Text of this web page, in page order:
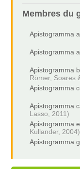
Membres du
Apistogramma
Apistogramma
Apistogramma
Römer, Soares
Apistogramma
Apistogramma
Lasso, 2011)
Apistogramma
Kullander, 2004)
Apistogramma